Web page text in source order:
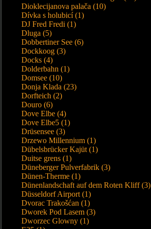
Dioklecijanova palača (10)
Dívka s holubicí (1)
DJ Fred Fredi (1)
Dluga (5)
Dobbertiner See (6)
Dockkoog (3)
Docks (4)
Dolderbahn (1)
Domsee (10)
Donja Klada (23)
Dorfteich (2)
Douro (6)
Dove Elbe (4)
Dove Elbe5 (1)
Drüsensee (3)
Drzewo Millennium (1)
Dübelsbrücker Kajüt (1)
Duitse grens (1)
Düneberger Pulverfabrik (3)
Dünen-Therme (1)
Dünenlandschaft auf dem Roten Kliff (3)
Düsseldorf Airport (1)
Dvorac Trakošćan (1)
Dworek Pod Lasem (3)
Dworzec Glowny (1)